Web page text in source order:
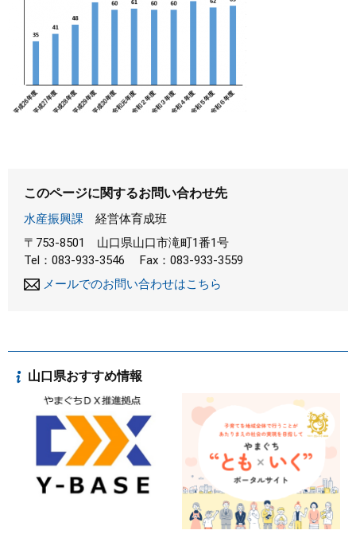
このページに関するお問い合わせ先
水産振興課
経営体育成班
〒753-8501
山口県山口市滝町1番1号
Tel：083-933-3546
Fax：083-933-3559
メールでのお問い合わせはこちら
山口県おすすめ情報